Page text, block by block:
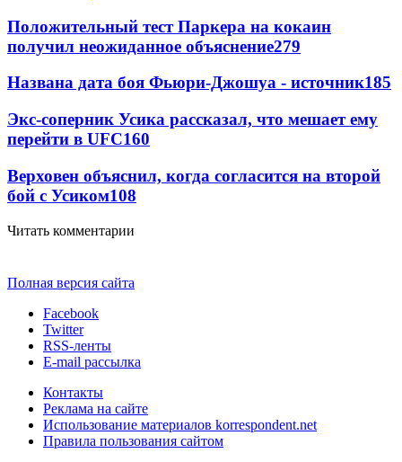
Положительный тест Паркера на кокаин
получил неожиданное объяснение279
Названа дата боя Фьюри-Джошуа - источник185
Экс-соперник Усика рассказал, что мешает ему
перейти в UFC160
Верховен объяснил, когда согласится на второй
бой с Усиком108
Читать комментарии
Полная версия сайта
Facebook
Twitter
RSS-ленты
E-mail рассылка
Контакты
Реклама на сайте
Использование материалов korrespondent.net
Правила пользования сайтом